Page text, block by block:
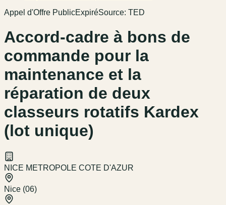
Appel d'Offre PublicExpiréSource: TED
Accord-cadre à bons de
commande pour la
maintenance et la
réparation de deux
classeurs rotatifs Kardex
(lot unique)
NICE METROPOLE COTE D'AZUR
Nice (06)